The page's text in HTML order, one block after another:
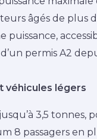
âgés de plus
puissance,
permis A2
véhicules légers
3,5 tonnes,
8 passagers en